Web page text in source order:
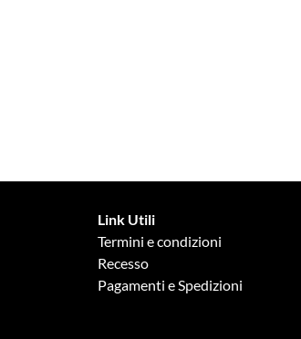
Link Utili
Termini e condizioni
Recesso
Pagamenti e Spedizioni